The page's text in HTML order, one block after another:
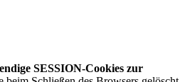
SESSION-Cookies zur